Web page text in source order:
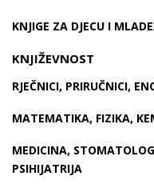
KNJIGE ZA DJECU I
KNJIŽEVNOST
RJEČNICI, PRIRUČNICI,
MATEMATIKA, FIZIKA,
MEDICINA,
PSIHIJATRIJA